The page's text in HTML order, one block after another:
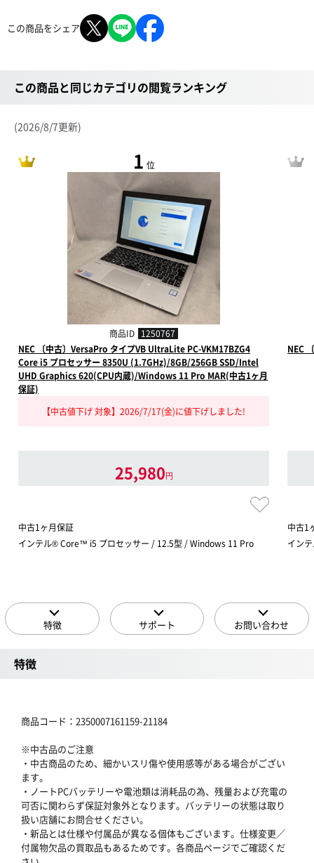
この商品をシェア
この商品と同じカテゴリの閲覧ランキング
(2026/8/7更新)
1 位
商品ID 1250767
NEC 〔中古〕VersaPro タイプVB UltraLite PC-VKM17BZG4
Core i5 プロセッサー 8350U (1.7GHz)/8GB/256GB SSD/Intel
UHD Graphics 620(CPU内蔵)/Windows 11 Pro MAR(中古1ヶ月
保証)
【中古値下げ 対象】2026/7/17(金)に値下げしました!
25,980円
中古1ヶ月保証
インテル® Core™ i5 プロセッサー / 12.5型 / Windows 11 Pro
NEC
中古1
イン
特徴 サポート お問い合わせ
特徴
商品コード：2350007161159-21184
※中古品のご注意
・中古商品のため、細かいスリ傷や使用感等がある場合がござい
ます。
・ノートPCバッテリーや電池類は消耗品の為、残量および充電の
可否に関わらず保証対象外となります。バッテリーの状態は取り
扱い店舗にお問合せください。
・新品とは仕様や付属品が異なる個体もございます。仕様変更／
付属物欠品の買取品もあるためです。各商品ページでご確認くだ